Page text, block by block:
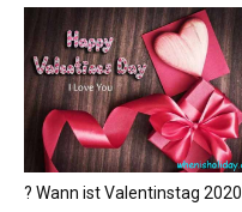
? Wann ist Valentinstag 2020